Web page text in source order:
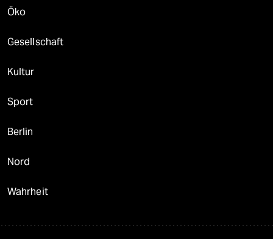
Öko
Gesellschaft
Kultur
Sport
Berlin
Nord
Wahrheit